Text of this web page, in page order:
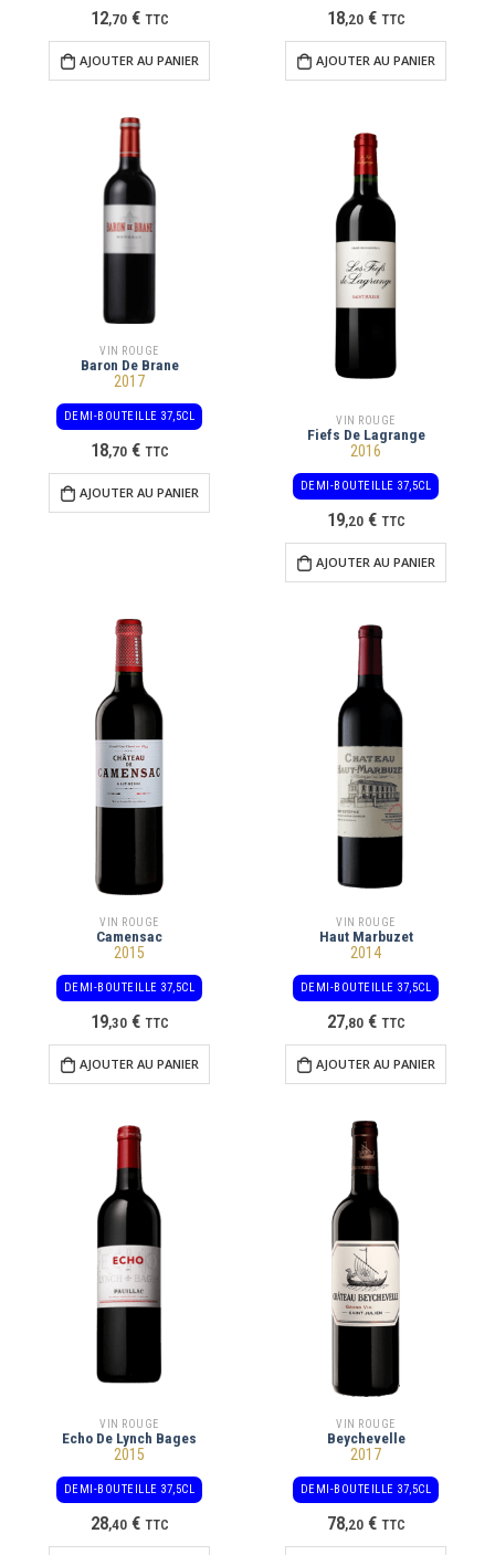
12,70 € TTC
AJOUTER AU PANIER
18,20 € TTC
AJOUTER AU PANIER
VIN ROUGE
Baron De Brane
2017
DEMI-BOUTEILLE 37,5CL
18,70 € TTC
AJOUTER AU PANIER
VIN ROUGE
Fiefs De Lagrange
2016
DEMI-BOUTEILLE 37,5CL
19,20 € TTC
AJOUTER AU PANIER
VIN ROUGE
Camensac
2015
DEMI-BOUTEILLE 37,5CL
19,30 € TTC
AJOUTER AU PANIER
VIN ROUGE
Haut Marbuzet
2014
DEMI-BOUTEILLE 37,5CL
27,80 € TTC
AJOUTER AU PANIER
VIN ROUGE
Echo De Lynch Bages
2015
DEMI-BOUTEILLE 37,5CL
28,40 € TTC
VIN ROUGE
Beychevelle
2017
DEMI-BOUTEILLE 37,5CL
78,20 € TTC